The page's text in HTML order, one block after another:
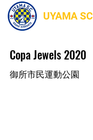
UYAMA SC
Copa Jewels 2020
御所市民運動公園